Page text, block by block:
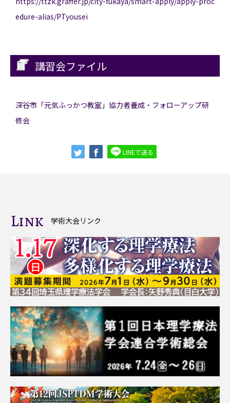
edure-alias/PTyousei
講習会ファイル
深谷市「元気ふっかつ教室」協力者養成・フォローアップ研
修会
LINEで送る
Link 学術大会リンク